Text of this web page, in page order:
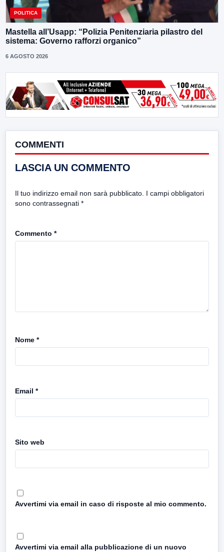
POLITICA
Mastella all’Usapp: “Polizia Penitenziaria pilastro del
sistema: Governo rafforzi organico”
6 AGOSTO 2026
COMMENTI
LASCIA UN COMMENTO
Il tuo indirizzo email non sarà pubblicato. I campi obbligatori
sono contrassegnati *
Commento *
Nome *
Email *
Sito web
Avvertimi via email in caso di risposte al mio commento.
Avvertimi via email alla pubblicazione di un nuovo